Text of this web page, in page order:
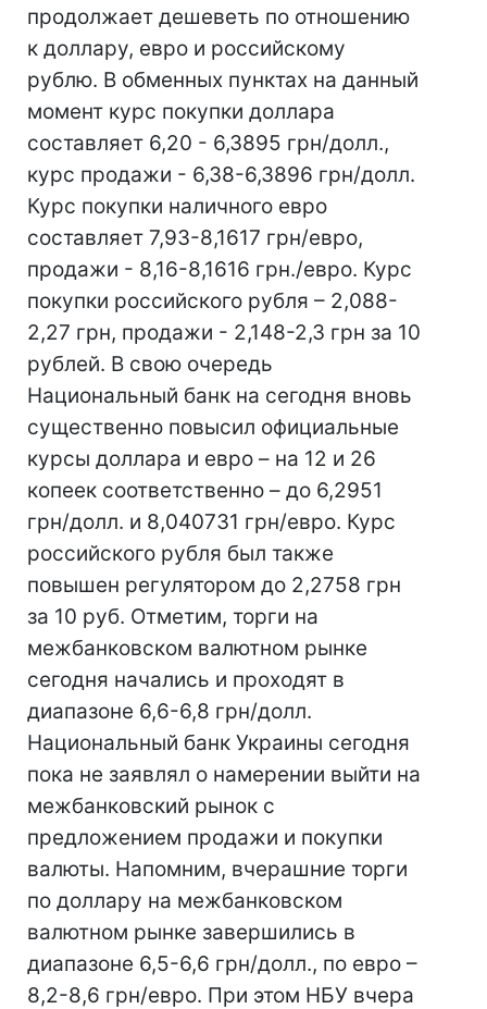
продолжает дешеветь по отношению
к доллару, евро и российскому
рублю. В обменных пунктах на данный
момент курс покупки доллара
составляет 6,20 - 6,3895 грн/долл.,
курс продажи - 6,38-6,3896 грн/долл.
Курс покупки наличного евро
составляет 7,93-8,1617 грн/евро,
продажи - 8,16-8,1616 грн./евро. Курс
покупки российского рубля – 2,088-
2,27 грн, продажи - 2,148-2,3 грн за 10
рублей. В свою очередь
Национальный банк на сегодня вновь
существенно повысил официальные
курсы доллара и евро – на 12 и 26
копеек соответственно – до 6,2951
грн/долл. и 8,040731 грн/евро. Курс
российского рубля был также
повышен регулятором до 2,2758 грн
за 10 руб. Отметим, торги на
межбанковском валютном рынке
сегодня начались и проходят в
диапазоне 6,6-6,8 грн/долл.
Национальный банк Украины сегодня
пока не заявлял о намерении выйти на
межбанковский рынок с
предложением продажи и покупки
валюты. Напомним, вчерашние торги
по доллару на межбанковском
валютном рынке завершились в
диапазоне 6,5-6,6 грн/долл., по евро –
8,2-8,6 грн/евро. При этом НБУ вчера